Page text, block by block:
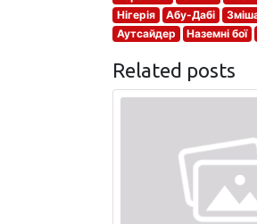
Нігерія
Абу-Дабі
Аутсайдер
Наземні бої
Related posts